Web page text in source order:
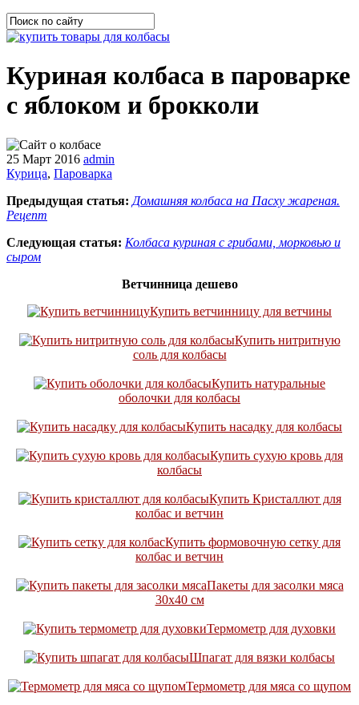
Куриная колбаса в пароварке
с яблоком и брокколи
25 Март 2016 admin
Курица, Пароварка
Предыдущая статья: Домашняя колбаса на Пасху жареная.
Рецепт
Следующая статья: Колбаса куриная с грибами, морковью и
сыром
Ветчинница дешево
Купить ветчинницу для ветчины
Купить нитритную
соль для колбасы
Купить натуральные
оболочки для колбасы
Купить насадку для колбасы
Купить сухую кровь для
колбасы
Купить Кристаллют для
колбас и ветчин
Купить формовочную сетку для
колбас и ветчин
Пакеты для засолки мяса
30х40 см
Термометр для духовки
Шпагат для вязки колбасы
Термометр для мяса со щупом